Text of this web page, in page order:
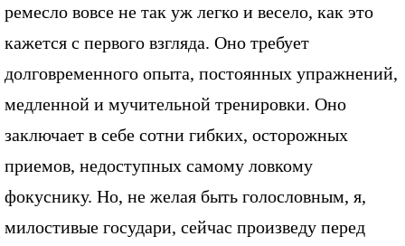
ремесло вовсе не так уж легко и весело, как это
кажется с первого взгляда. Оно требует
долговременного опыта, постоянных упражнений,
медленной и мучительной тренировки. Оно
заключает в себе сотни гибких, осторожных
приемов, недоступных самому ловкому
фокуснику. Но, не желая быть голословным, я,
милостивые государи, сейчас произведу перед